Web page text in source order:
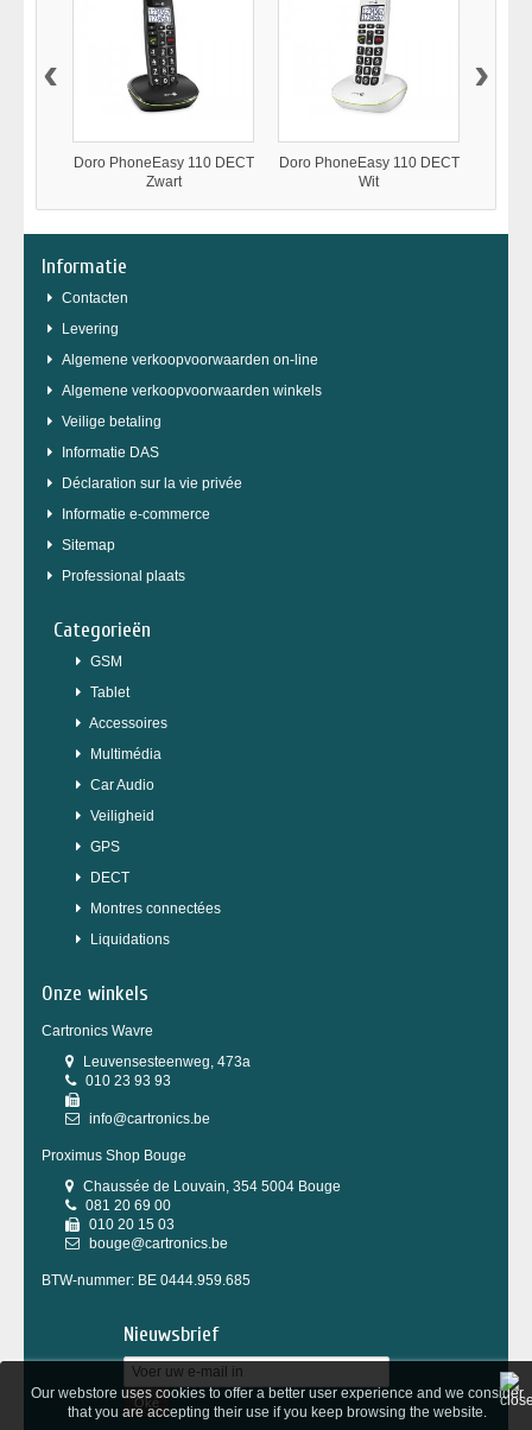
Our webstore uses cookies to offer a better user experience and we consider
that you are accepting their use if you keep browsing the website.
Doro PhoneEasy 110 DECT
Zwart
Doro PhoneEasy 110 DECT
Wit
‹ ›
Informatie
Contacten
Levering
Algemene verkoopvoorwaarden on-line
Algemene verkoopvoorwaarden winkels
Veilige betaling
Informatie DAS
Déclaration sur la vie privée
Informatie e-commerce
Sitemap
Professional plaats
Categorieën
GSM
Tablet
Accessoires
Multimédia
Car Audio
Veiligheid
GPS
DECT
Montres connectées
Liquidations
Onze winkels
Cartronics Wavre
Leuvensesteenweg, 473a
010 23 93 93
info@cartronics.be
Proximus Shop Bouge
Chaussée de Louvain, 354 5004 Bouge
081 20 69 00
010 20 15 03
bouge@cartronics.be
BTW-nummer: BE 0444.959.685
Nieuwsbrief
Oké